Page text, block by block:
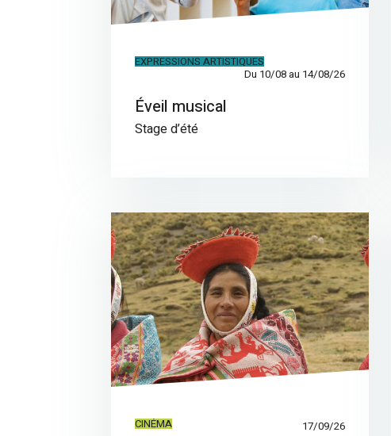
EXPRESSIONS ARTISTIQUES
Du 10/08 au 14/08/26
Éveil musical
Stage d’été
CINÉMA 17/09/26